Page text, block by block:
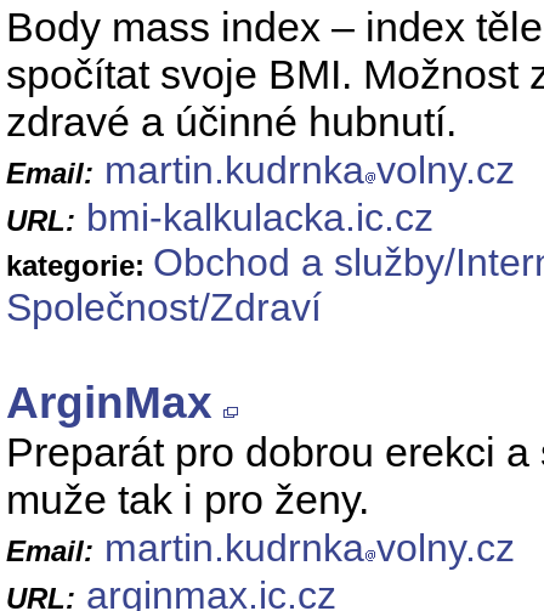
Body mass index – index
spočítat svoje BMI. Možnost
zdravé a účinné hubnutí.
Email: martin.kudrnka volny.cz
URL: bmi-kalkulacka.ic.cz
kategorie: Obchod a služby/
Společnost/Zdraví
ArginMax
Preparát pro dobrou erekci
muže tak i pro ženy.
Email: martin.kudrnka volny.cz
URL: arginmax.ic.cz